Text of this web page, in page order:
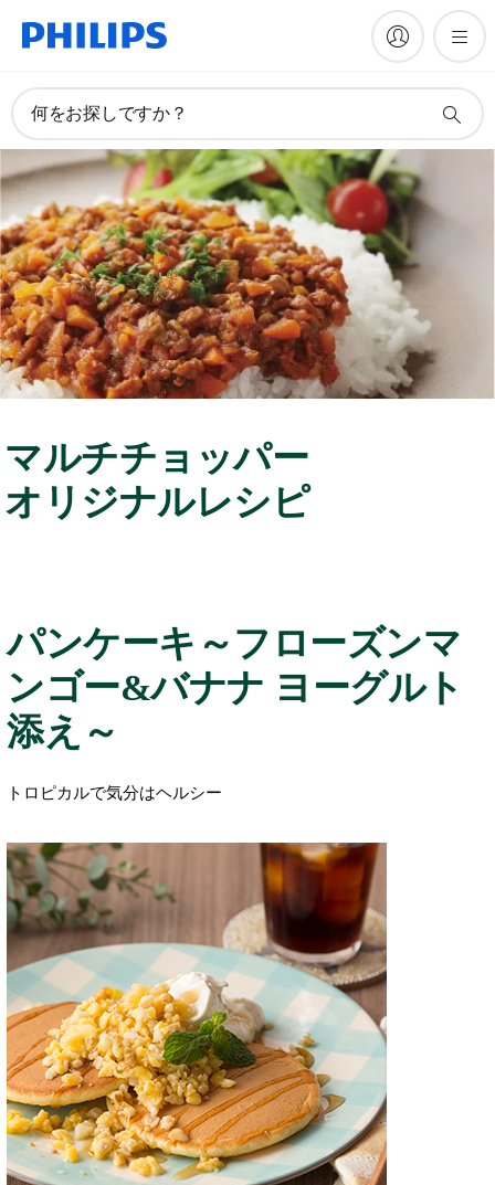
何をお探しですか？
マルチチョッパー
オリジナルレシピ
パンケーキ～フローズンマ
ンゴー&バナナ ヨーグルト
添え～
トロピカルで気分はヘルシー